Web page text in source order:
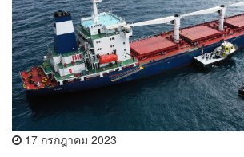
17 กรกฎาคม 2023